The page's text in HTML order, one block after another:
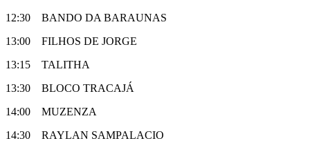
12:30 BANDO DA BARAUNAS
13:00 FILHOS DE JORGE
13:15 TALITHA
13:30 BLOCO TRACAJÁ
14:00 MUZENZA
14:30 RAYLAN SAMPALACIO